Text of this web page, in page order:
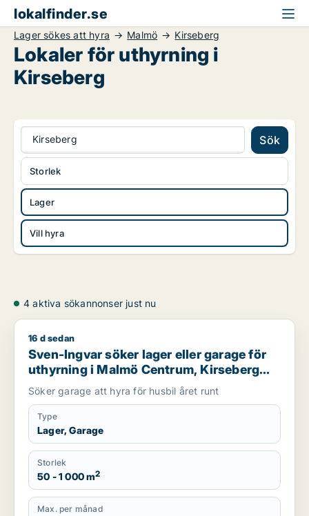
lokalfinder.se
Lager sökes att hyra Malmö Kirseberg
Lokaler för uthyrning i
Kirseberg
Kirseberg Sök
Lager
Vill hyra
Storlek
4 aktiva sökannonser just nu
Sven-Ingvar söker lager eller garage för uthyrning i Malmö
16 d sedan
Sven-Ingvar söker lager eller garage för
uthyrning i Malmö Centrum, Kirseberg
eller Husie m.fl.
Söker garage att hyra för husbil året runt
Type
Lager, Garage
Storlek
50 - 1 000 m2
Max. per månad